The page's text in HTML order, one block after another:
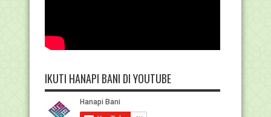
IKUTI HANAPI BANI DI YOUTUBE